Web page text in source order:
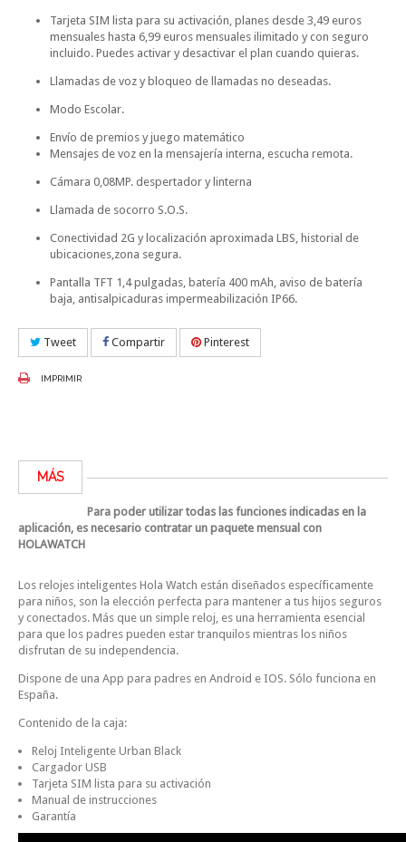
Tarjeta SIM lista para su activación, planes desde 3,49 euros
mensuales hasta 6,99 euros mensuales ilimitado y con seguro
incluido. Puedes activar y desactivar el plan cuando quieras.
Llamadas de voz y bloqueo de llamadas no deseadas.
Modo Escolar.
Envío de premios y juego matemático
Mensajes de voz en la mensajería interna, escucha remota.
Cámara 0,08MP. despertador y linterna
Llamada de socorro S.O.S.
Conectividad 2G y localización aproximada LBS, historial de
ubicaciones,zona segura.
Pantalla TFT 1,4 pulgadas, batería 400 mAh, aviso de batería
baja, antisalpicaduras impermeabilización IP66.
Tweet Compartir Pinterest
IMPRIMIR
MÁS
Para poder utilizar todas las funciones indicadas en la
aplicación, es necesario contratar un paquete mensual con
HOLAWATCH
Los relojes inteligentes Hola Watch están diseñados específicamente
para niños, son la elección perfecta para mantener a tus hijos seguros
y conectados. Más que un simple reloj, es una herramienta esencial
para que los padres pueden estar tranquilos mientras los niños
disfrutan de su independencia.
Dispone de una App para padres en Android e IOS. Sólo funciona en
España.
Contenido de la caja:
Reloj Inteligente Urban Black
Cargador USB
Tarjeta SIM lista para su activación
Manual de instrucciones
Garantía